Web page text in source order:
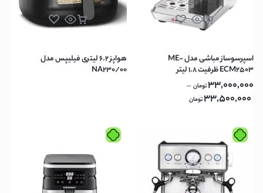
اسپرسوساز مباشی مدل ME-
ECM2503 ظرفیت ۱.۸ لیتر
33,000,000تومان –
33,500,000تومان
هواپز 6.2 لیتری فیلیپس مدل
NA230/00